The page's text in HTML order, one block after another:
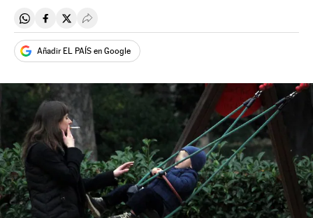
Compartir en Whatsapp
Compartir en Facebook
Compartir en Twitter
Desplegar Redes Sociales
Añadir EL PAÍS en Google